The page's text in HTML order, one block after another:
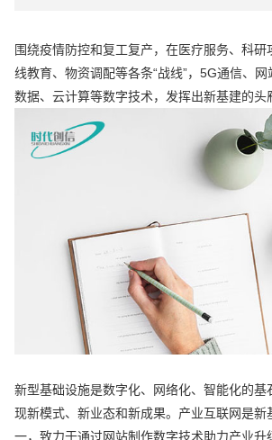
围绕疫情防控和复工复产，在医疗服务、科研
线教育、物资调配等各条“战线”，5G通信、
数据、云计算等数字技术，发挥出新基建的头
新型基础设施是数字化、网络化、智能化的基
现新模式、新业态和新成果。产业互联网是新
一，致力于通过网站制作数字技术助力产业升